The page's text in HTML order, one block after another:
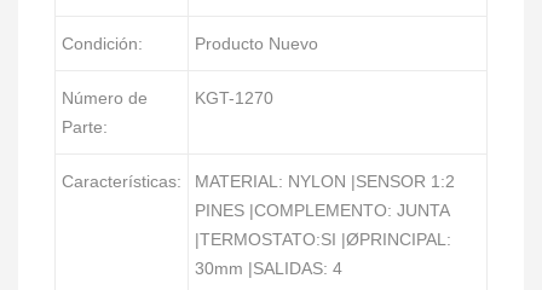
Condición: Producto Nuevo
Número de
Parte:
KGT-1270
Características:
MATERIAL: NYLON |SENSOR 1:2
PINES |COMPLEMENTO: JUNTA
|TERMOSTATO:SI |ØPRINCIPAL:
30mm |SALIDAS: 4